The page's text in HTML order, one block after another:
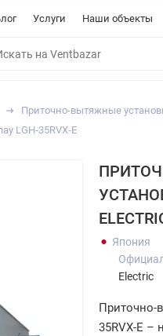
Услуги Наши объекты
Приточно-вытяжные
LGH-35RVX-E
Япония
Electric
Приточно-
35RVX-E –